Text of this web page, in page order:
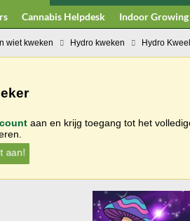
Cannabis Helpdesk Indoor Growing
wiet kweken Hydro kweken Hydro
aan en krijg toegang tot het
aan!